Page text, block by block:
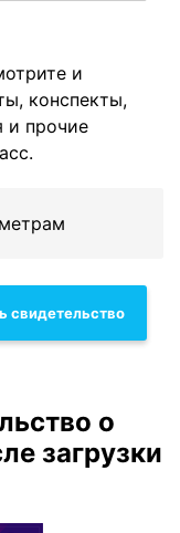
и
конспекты,
и прочие
свидетельство
о
загрузки